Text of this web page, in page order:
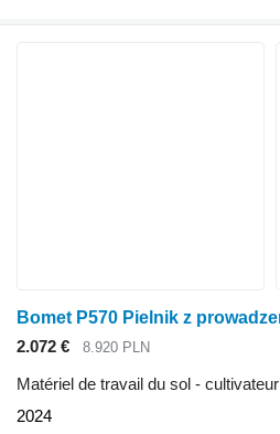
2.072 € 8.920 PLN
Matériel de travail du sol - cultivateur
2024